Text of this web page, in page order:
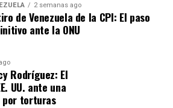
2 semanas ago
de Venezuela de la CPI: El paso
ante la ONU
Rodríguez: El
UU. ante una
por torturas